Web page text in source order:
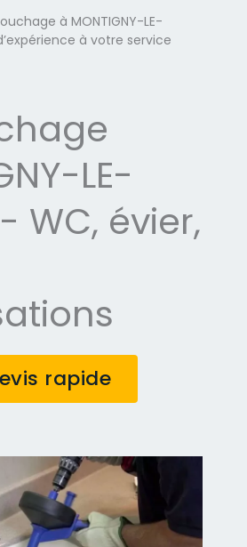
à MONTIGNY-LE-
à votre service
LE-
- WC, évier,
rapide